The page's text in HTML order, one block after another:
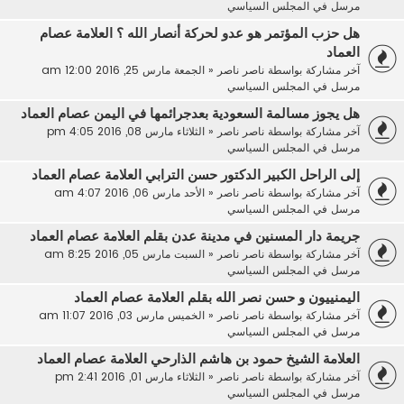
مرسل في المجلس السياسي
هل حزب المؤتمر هو عدو لحركة أنصار الله ؟ العلامة عصام
العماد
آخر مشاركة بواسطة ناصر ناصر« الجمعة مارس 25, 2016 12:00 am
مرسل في المجلس السياسي
هل يجوز مسالمة السعودية بعدجرائمها في اليمن عصام العماد
آخر مشاركة بواسطة ناصر ناصر« الثلاثاء مارس 08, 2016 4:05 pm
مرسل في المجلس السياسي
إلى الراحل الكبير الدكتور حسن الترابي العلامة عصام العماد
آخر مشاركة بواسطة ناصر ناصر« الأحد مارس 06, 2016 4:07 am
مرسل في المجلس السياسي
جريمة دار المسنين في مدينة عدن بقلم العلامة عصام العماد
آخر مشاركة بواسطة ناصر ناصر« السبت مارس 05, 2016 8:25 am
مرسل في المجلس السياسي
اليمنييون و حسن نصر الله بقلم العلامة عصام العماد
آخر مشاركة بواسطة ناصر ناصر« الخميس مارس 03, 2016 11:07 am
مرسل في المجلس السياسي
العلامة الشيخ حمود بن هاشم الذارحي العلامة عصام العماد
آخر مشاركة بواسطة ناصر ناصر« الثلاثاء مارس 01, 2016 2:41 pm
مرسل في المجلس السياسي